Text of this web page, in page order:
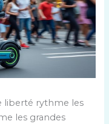
liberté rythme les
les grandes